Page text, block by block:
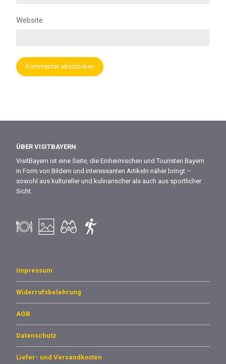
Website
ÜBER VISITBAYERN
VisitBayern ist eine Seite, die Einheimischen und Touristen Bayern
in Form von Bildern und interessanten Artikeln näher bringt –
sowohl aus kultureller und kulinarischer als auch aus sportlicher
Sicht.
Impressum
Widerrufsbelehrung
AGB
Datenschutz
Liefer- und Versandkosten